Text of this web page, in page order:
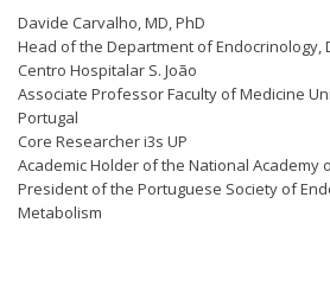
Davide Carvalho, MD, PhD
Head of the Department of Endocrinology,
Centro Hospitalar S. João
Associate Professor Faculty of Medicine
Portugal
Core Researcher i3s UP
Academic Holder of the National Academy
President of the Portuguese Society of
Metabolism